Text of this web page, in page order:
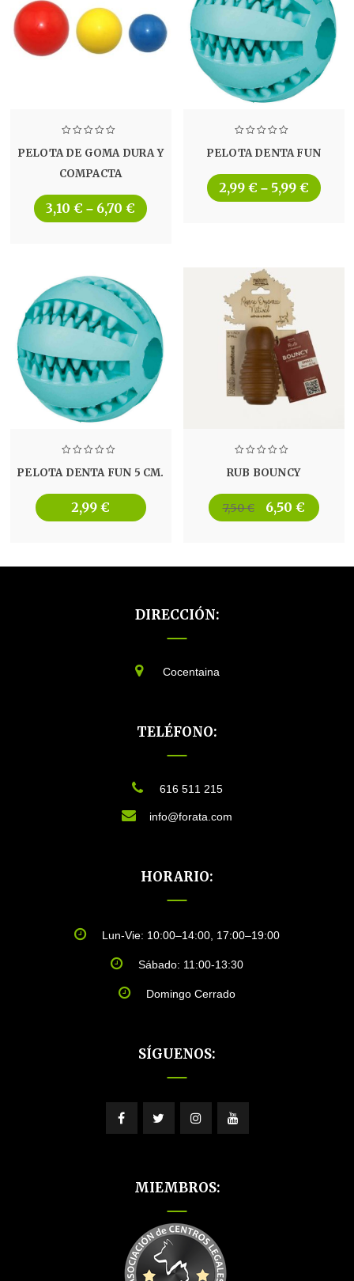
PELOTA DE GOMA DURA Y
COMPACTA
3,10 € – 6,70 €
PELOTA DENTA FUN
2,99 € – 5,99 €
PELOTA DENTA FUN 5 CM.
2,99 €
RUB BOUNCY
7,50€ El
6,50 €El
DIRECCIÓN:
Cocentaina
TELÉFONO:
616 511 215
info@forata.com
HORARIO:
Lun-Vie: 10:00–14:00, 17:00–19:00
Sábado: 11:00-13:30
Domingo Cerrado
SÍGUENOS:
MIEMBROS: